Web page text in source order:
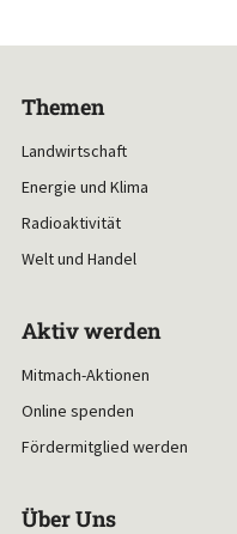
Themen
Landwirtschaft
Energie und Klima
Radioaktivität
Welt und Handel
Aktiv werden
Mitmach-Aktionen
Online spenden
Fördermitglied werden
Über Uns